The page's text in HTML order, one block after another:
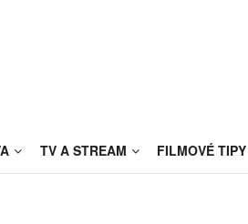
TV A STREAM FILMOVÉ TIPY